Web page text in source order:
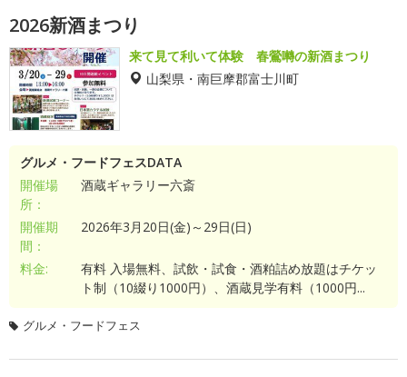
2026新酒まつり
来て見て利いて体験 春鶯囀の新酒まつり
山梨県・南巨摩郡富士川町
グルメ・フードフェスDATA
開催場
所：
酒蔵ギャラリー六斎
開催期
間：
2026年3月20日(金)～29日(日)
料金:
有料 入場無料、試飲・試食・酒粕詰め放題はチケッ
ト制（10綴り1000円）、酒蔵見学有料（1000円...
グルメ・フードフェス